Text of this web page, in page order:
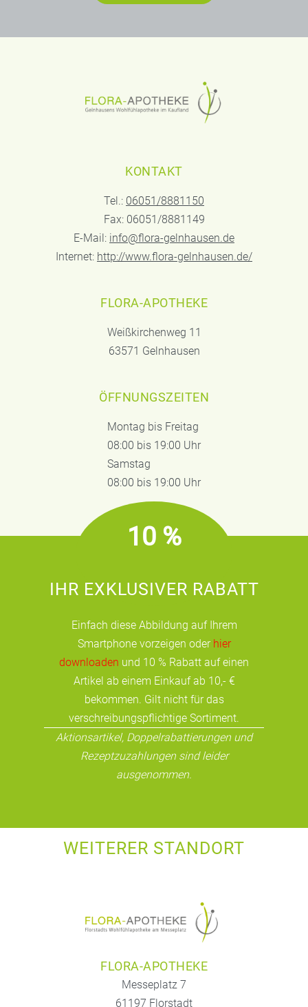
KONTAKT
Tel.: 06051/8881150
Fax: 06051/8881149
E-Mail: info@flora-gelnhausen.de
Internet: http://www.flora-gelnhausen.de/
FLORA-APOTHEKE
Weißkirchenweg 11
63571 Gelnhausen
ÖFFNUNGSZEITEN
Montag bis Freitag
08:00 bis 19:00 Uhr
Samstag
08:00 bis 19:00 Uhr
10 %
IHR EXKLUSIVER RABATT
Einfach diese Abbildung auf Ihrem
Smartphone vorzeigen oder hier
downloaden und 10 % Rabatt auf einen
Artikel ab einem Einkauf ab 10,- €
bekommen. Gilt nicht für das
verschreibungspflichtige Sortiment.
Aktionsartikel, Doppelrabattierungen und
Rezeptzuzahlungen sind leider
ausgenommen.
WEITERER STANDORT
FLORA-APOTHEKE
Messeplatz 7
61197 Florstadt